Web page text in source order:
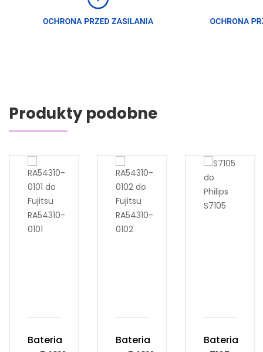
Produkty podobne
Bateria
Bateria
Bateria